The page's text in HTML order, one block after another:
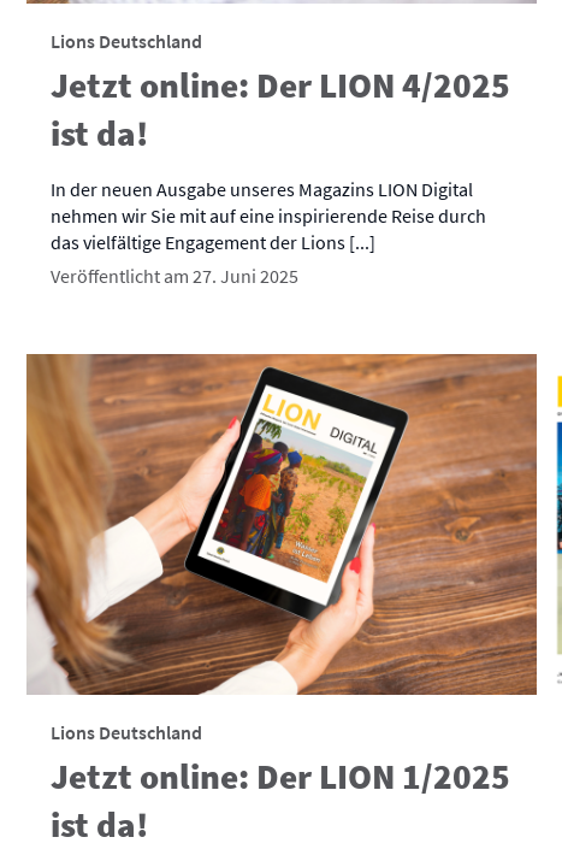
Lions Deutschland
Jetzt online: Der LION 4/2025
ist da!
In der neuen Ausgabe unseres Magazins LION Digital
nehmen wir Sie mit auf eine inspirierende Reise durch
das vielfältige Engagement der Lions [...]
Veröffentlicht am 27. Juni 2025
Lions Deutschland
Jetzt online: Der LION 1/2025
ist da!